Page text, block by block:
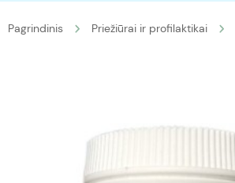
Pagrindinis Priežiūrai ir profilaktikai